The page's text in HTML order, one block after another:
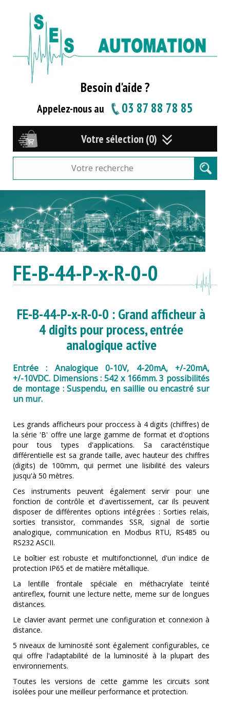
Besoin d'aide ?
Appelez-nous au 03 87 88 78 85
Votre sélection (0)
FE-B-44-P-x-R-0-0
FE-B-44-P-x-R-0-0 : Grand afficheur à
4 digits pour process, entrée
analogique active
Entrée : Analogique 0-10V, 4-20mA, +/-20mA,
+/-10VDC. Dimensions : 542 x 166mm. 3 possibilités
de montage : Suspendu, en saillie ou encastré sur
un mur.
Les grands afficheurs pour proccess à 4 digits (chiffres) de
la série 'B' offre une large gamme de format et d'options
pour tous types d'applications. Sa caractéristique
différentielle est sa grande taille, avec hauteur des chiffres
(digits) de 100mm, qui permet une lisibilité des valeurs
jusqu'à 50 mètres.
Ces instruments peuvent également servir pour une
fonction de contrôle et d'avertissement, car ils peuvent
disposer de différentes options intégrées : Sorties relais,
sorties transistor, commandes SSR, signal de sortie
analogique, communication en Modbus RTU, RS485 ou
RS232 ASCII.
Le boîtier est robuste et multifonctionnel, d'un indice de
protection IP65 et de matière métallique.
La lentille frontale spéciale en méthacrylate teinté
antireflex, fournit une lecture nette, meme sur de longues
distances.
Le clavier avant permet une configuration et connexion à
distance.
5 niveaux de luminosité sont également configurables, ce
qui offre l'adaptabilité de la luminosité à la plupart des
environnements.
Toutes les versions de cette gamme les circuits sont
isolées pour une meilleur performance et protection.